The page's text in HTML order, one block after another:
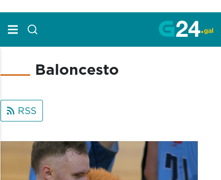
Baloncesto
RSS